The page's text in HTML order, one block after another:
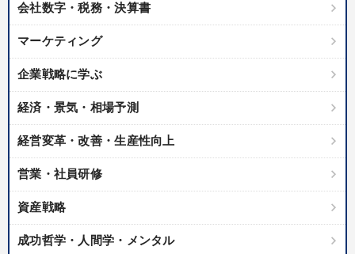
キーワード
※「更新」を押すと「テーマ」「キーワード」を更新いただけます。
ondemand_video 経営音声・動画を探す 更新する
全国経営者セミナー収録物以外の経営教材（全762タイトル）からお探
しいただけます
会社数字・税務・決算書
マーケティング
企業戦略に学ぶ
経済・景気・相場予測
経営変革・改善・生産性向上
営業・社員研修
資産戦略
成功哲学・人間学・メンタル